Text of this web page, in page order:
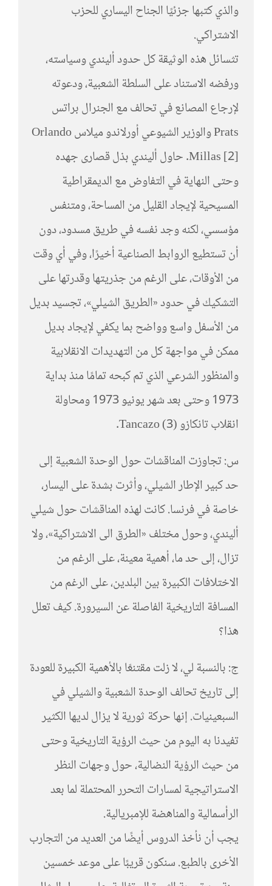
والذي كتبها جزئيًا الجناح اليساري للحزب
الاشتراكي.
تثسائل هذه الوثيقة كل حدود أليندي وسياسته،
ورفضه الاستناد على السلطة الشعبية، ودعوته
لإرجاع المصانع في تحالف مع الجنرال براتس
Prats والوزير الشيوعي أورلاندو ميلاس Orlando
Millas [2]. حاول أليندي بذل قصارى جهده
وحتى النهاية في التفاوض مع الديمقراطية
المسيحية لإيجاد القليل من المساحة، ومتنفس
مؤسسي، لكنه وجد نفسه في طريق مسدود، دون
أن تستطيع الروابط الصناعية أخيرًا، وفي أي وقت
من الأوقات، على الرغم من جذريتها وقدرتها على
التشكيك في حدود «الطريق الشيلي»، تجسيد بديل
من الأسفل واسع وواضح بما يكفي لإيجاد بديل
ممكن في مواجهة كل من التهديدات الانقلابية
والمنظور الشرعي الذي تم كبحه تمامًا منذ بداية
1973 وحتى بعد شهر يونيو 1973 ومحاولة
انقلاب تانكازو Tancazo (3).
س: تجاوزت المناقشات حول الوحدة الشعبية إلى
حد كبير الإطار الشيلي، وأثرت بشدة على اليسار،
خاصة في فرنسا. كانت لهذه المناقشات حول شيلي
أليندي، وحول مختلف «الطرق الى الاشتراكية»، ولا
تزال، إلى حد ما، أهمية معينة، على الرغم من
الاختلافات الكبيرة بين البلدين، على الرغم من
المسافة التاريخية الفاصلة عن السيرورة. كيف تعلل
هذا؟
ج: بالنسبة لي، لا زلت مقتنعًا بالأهمية الكبيرة للعودة
إلى تاريخ تحالف الوحدة الشعبية والشيلي في
السبعينيات. إنها حركة ثورية لا يزال لديها الكثير
تفيدنا به اليوم من حيث الرؤية التاريخية وحتى
من حيث الرؤية النضالية، حول وجهات النظر
الاستراتيجية لمسارات التحرر المحتملة لما بعد
الرأسمالية والمناهضة للإمبريالية.
يجب أن نأخذ الدروس أيضًا من العديد من التجارب
الأخرى بالطبع. سنكون قريبًا على موعد خمسين